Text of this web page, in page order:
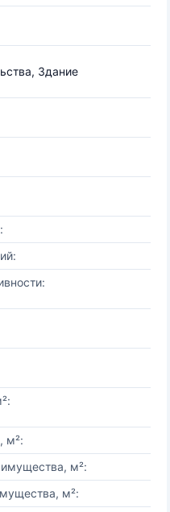
Здание
м²:
м²:
м²: